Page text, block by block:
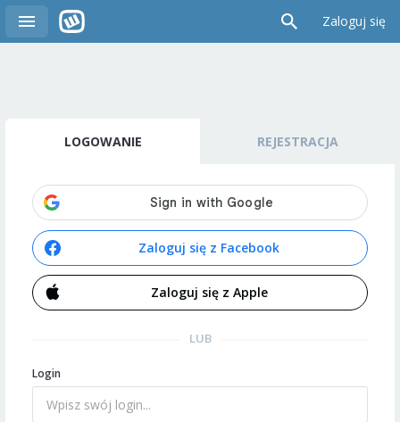
Zaloguj się
LOGOWANIE REJESTRACJA
Zaloguj się z Facebook
Zaloguj się z Apple
LUB
Login